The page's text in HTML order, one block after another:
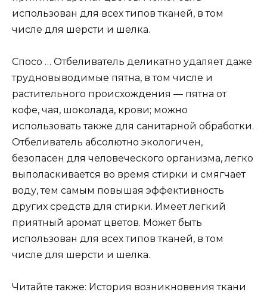
использован для всех типов тканей, в том
числе для шерсти и шелка.
Спосо … Отбеливатель деликатно удаляет даже
трудновыводимые пятна, в том числе и
растительного происхождения — пятна от
кофе, чая, шоколада, крови; можно
использовать также для санитарной обработки.
Отбеливатель абсолютно экологичен,
безопасен для человеческого организма, легко
выполаскивается во время стирки и смягчает
воду, тем самым повышая эффективность
других средств для стирки. Имеет легкий
приятный аромат цветов. Может быть
использован для всех типов тканей, в том
числе для шерсти и шелка.
Читайте также: История возникновения ткани